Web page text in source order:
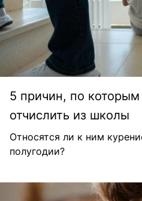
5 причин, по
отчислить из школы
Относятся ли к ним
полугодии?